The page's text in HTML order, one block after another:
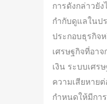
การดังกล่าวยั
กำกับดูแลในป
ประกอบธุรกิจ
เศรษฐกิจที่อา
เงิน ระบบเศร
ความเสียหาย
กำหนดให้มีกา